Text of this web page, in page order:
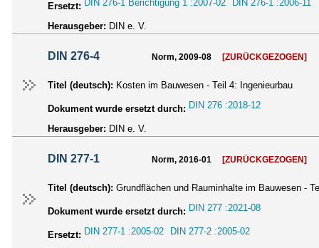
Ersetzt: DIN 276-1 Berichtigung 1 :2007-02 DIN 276-1 :2006-11
Herausgeber: DIN e. V.
DIN 276-4 Norm, 2009-08 [ZURÜCKGEZOGEN]
Titel (deutsch): Kosten im Bauwesen - Teil 4: Ingenieurbau
Dokument wurde ersetzt durch: DIN 276 :2018-12
Herausgeber: DIN e. V.
DIN 277-1 Norm, 2016-01 [ZURÜCKGEZOGEN]
Titel (deutsch): Grundflächen und Rauminhalte im Bauwesen -
Dokument wurde ersetzt durch: DIN 277 :2021-08
Ersetzt: DIN 277-1 :2005-02 DIN 277-2 :2005-02